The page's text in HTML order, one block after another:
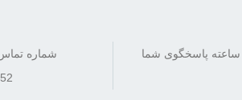
هفت روز هفته ، ۲۴ ساعته پاسخگوی شما